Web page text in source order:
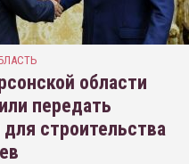
области
передать
строительства